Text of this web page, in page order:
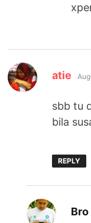
atie
sbb tu
bila
REPLY